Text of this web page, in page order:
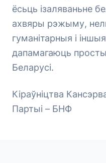
ёсьць ізаляваньне
ахвяры рэжыму,
гуманітарныя і
дапамагаюць
Беларусі.
Кіраўніцтва
Партыі – БНФ